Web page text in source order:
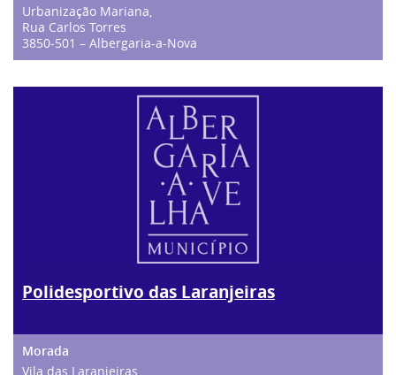
Urbanização Mariana,
Rua Carlos Torres
3850-501 – Albergaria-a-Nova
Polidesportivo das Laranjeiras
Vila das Laranjeiras